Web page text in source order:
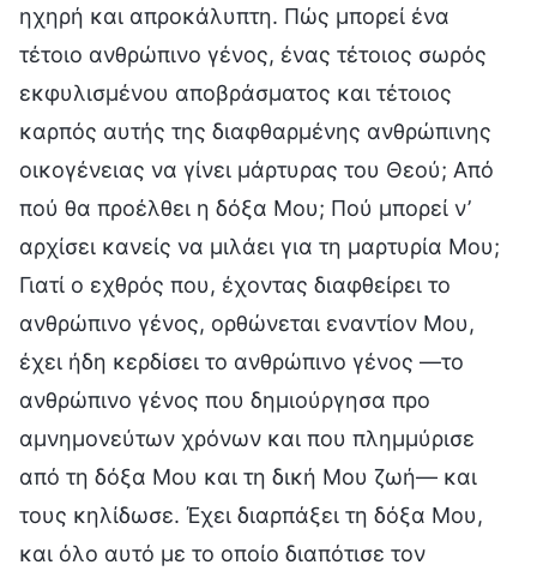
ηχηρή και απροκάλυπτη. Πώς μπορεί ένα
τέτοιο ανθρώπινο γένος, ένας τέτοιος σωρός
εκφυλισμένου αποβράσματος και τέτοιος
καρπός αυτής της διαφθαρμένης ανθρώπινης
οικογένειας να γίνει μάρτυρας του Θεού; Από
πού θα προέλθει η δόξα Μου; Πού μπορεί ν’
αρχίσει κανείς να μιλάει για τη μαρτυρία Μου;
Γιατί ο εχθρός που, έχοντας διαφθείρει το
ανθρώπινο γένος, ορθώνεται εναντίον Μου,
έχει ήδη κερδίσει το ανθρώπινο γένος —το
ανθρώπινο γένος που δημιούργησα προ
αμνημονεύτων χρόνων και που πλημμύρισε
από τη δόξα Μου και τη δική Μου ζωή— και
τους κηλίδωσε. Έχει διαρπάξει τη δόξα Μου,
και όλο αυτό με το οποίο διαπότισε τον